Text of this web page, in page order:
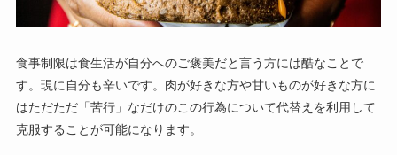
食事制限は食生活が自分へのご褒美だと言う方には酷なことで
す。現に自分も辛いです。肉が好きな方や甘いものが好きな方に
はただただ「苦行」なだけのこの行為について代替えを利用して
克服することが可能になります。